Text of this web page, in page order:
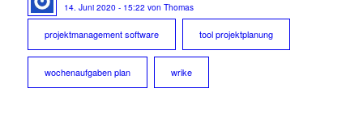
14. Juni 2020 - 15:22 von Thomas
projektmanagement software tool projektplanung
wochenaufgaben plan wrike